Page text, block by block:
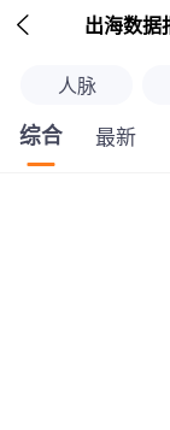

人脉
综合 最新